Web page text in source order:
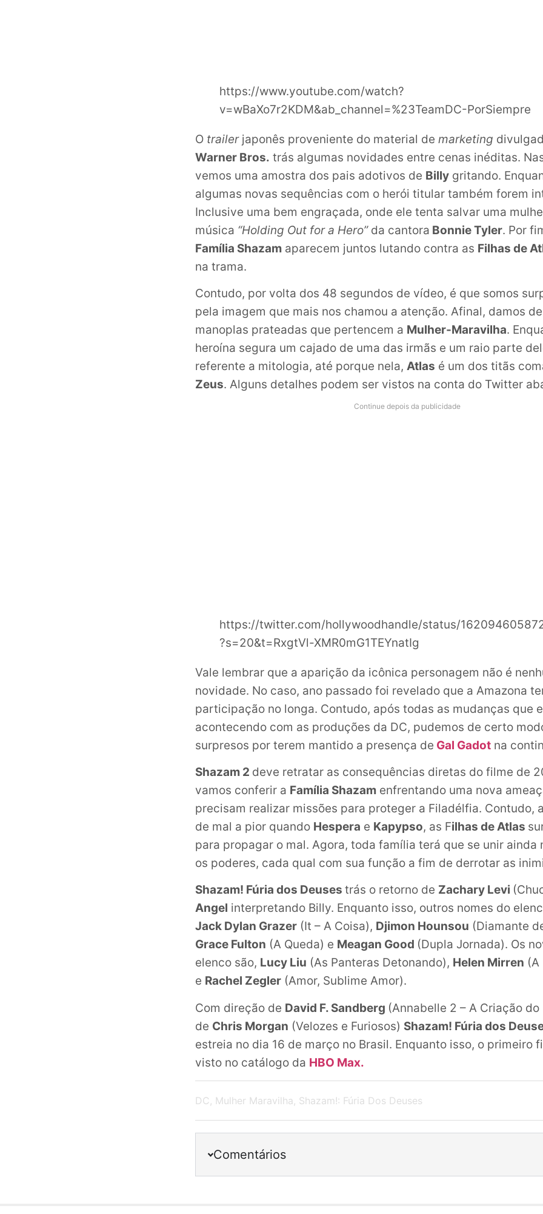
https://www.youtube.com/watch?
v=wBaXo7r2KDM&ab_channel=%23TeamDC-PorSiempre
O trailerjaponês proveniente do material de marketing
Warner Bros. trás algumas novidades entre cenas inéditas.
vemos uma amostra dos pais adotivos de Billy gritando.
algumas novas sequências com o herói titular também forem
Inclusive uma bem engraçada, onde ele tenta salvar uma
música “Holding Out for a Hero”da cantora Bonnie Tyler. Por
Família Shazam aparecem juntos lutando contra as Filhas de
na trama.
Contudo, por volta dos 48 segundos de vídeo, é que somos
pela imagem que mais nos chamou a atenção. Afinal, damos
manoplas prateadas que pertencem a Mulher-Maravilha.
heroína segura um cajado de uma das irmãs e um raio parte
referente a mitologia, até porque nela, Atlas é um dos titãs
Zeus. Alguns detalhes podem ser vistos na conta do Twitter
Continue depois da publicidade
https://twitter.com/hollywoodhandle/status/
?s=20&t=RxgtVl-XMR0mG1TEYnatIg
Vale lembrar que a aparição da icônica personagem não é
novidade. No caso, ano passado foi revelado que a Amazona
participação no longa. Contudo, após todas as mudanças que
acontecendo com as produções da DC, pudemos de certo
surpresos por terem mantido a presença de Gal Gadot na
Shazam 2 deve retratar as consequências diretas do filme de
vamos conferir a Família Shazam enfrentando uma nova
precisam realizar missões para proteger a Filadélfia. Contudo,
de mal a pior quando Hespera e Kapypso, as Filhas de Atlas
para propagar o mal. Agora, toda família terá que se unir ainda
os poderes, cada qual com sua função a fim de derrotar as
Shazam! Fúria dos Deuses trás o retorno de Zachary Levi
Angel interpretando Billy. Enquanto isso, outros nomes do
Jack Dylan Grazer (It – A Coisa), Djimon Hounsou (Diamante
Grace Fulton (A Queda) e Meagan Good (Dupla Jornada). Os
elenco são, Lucy Liu (As Panteras Detonando), Helen Mirren (A
e Rachel Zegler (Amor, Sublime Amor).
Com direção de David F. Sandberg (Annabelle 2 – A Criação
de Chris Morgan (Velozes e Furiosos) Shazam! Fúria dos
estreia no dia 16 de março no Brasil. Enquanto isso, o primeiro
visto no catálogo da HBO Max.
DC , Mulher Maravilha, Shazam!: Fúria Dos Deuses
Comentários